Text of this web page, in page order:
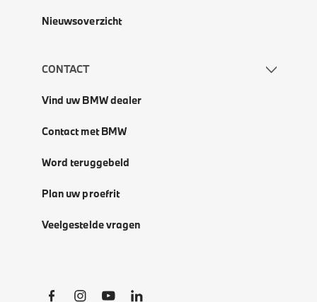
Nieuwsoverzicht
CONTACT
Vind uw BMW dealer
Contact met BMW
Word teruggebeld
Plan uw proefrit
Veelgestelde vragen
Social Links